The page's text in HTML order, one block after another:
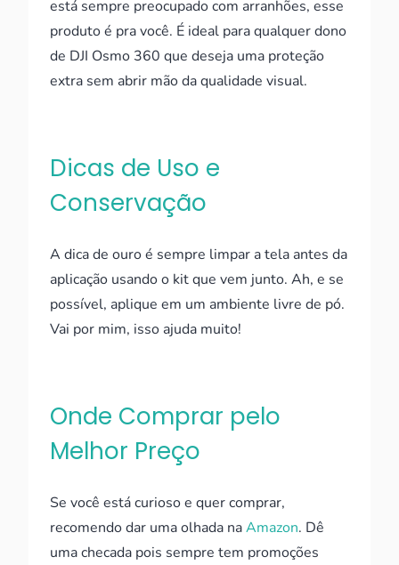
está sempre preocupado com arranhões, esse
produto é pra você. É ideal para qualquer dono
de DJI Osmo 360 que deseja uma proteção
extra sem abrir mão da qualidade visual.
Dicas de Uso e
Conservação
A dica de ouro é sempre limpar a tela antes da
aplicação usando o kit que vem junto. Ah, e se
possível, aplique em um ambiente livre de pó.
Vai por mim, isso ajuda muito!
Onde Comprar pelo
Melhor Preço
Se você está curioso e quer comprar,
recomendo dar uma olhada naAmazon. Dê
uma checada pois sempre tem promoções